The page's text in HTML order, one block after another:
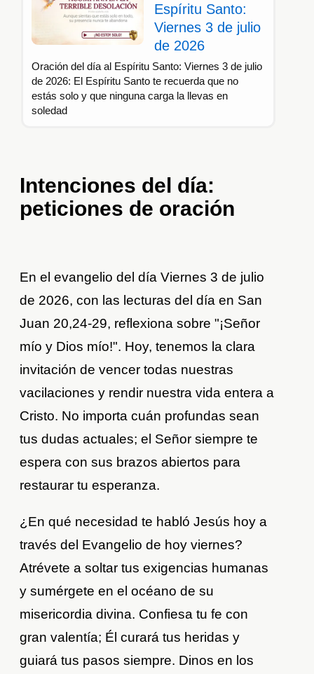
Espíritu Santo:
Viernes 3 de julio
de 2026
Oración del día al Espíritu Santo: Viernes 3 de julio
de 2026: El Espíritu Santo te recuerda que no
estás solo y que ninguna carga la llevas en
soledad
Intenciones del día:
peticiones de oración
En el evangelio del día Viernes 3 de julio
de 2026, con las lecturas del día en San
Juan 20,24-29, reflexiona sobre "¡Señor
mío y Dios mío!". Hoy, tenemos la clara
invitación de vencer todas nuestras
vacilaciones y rendir nuestra vida entera a
Cristo. No importa cuán profundas sean
tus dudas actuales; el Señor siempre te
espera con sus brazos abiertos para
restaurar tu esperanza.
¿En qué necesidad te habló Jesús hoy a
través del Evangelio de hoy viernes?
Atrévete a soltar tus exigencias humanas
y sumérgete en el océano de su
misericordia divina. Confiesa tu fe con
gran valentía; Él curará tus heridas y
guiará tus pasos siempre. Dinos en los